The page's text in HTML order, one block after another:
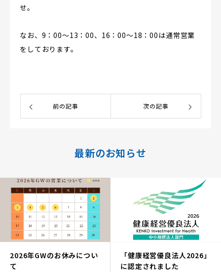
せ。
なお、9：00～13：00、16：00～18：00は通常営業
をしております。
前の記事 次の記事
最新のお知らせ
2026年GWのお休みについ
て
「健康経営優良法人2026」
に認定されました